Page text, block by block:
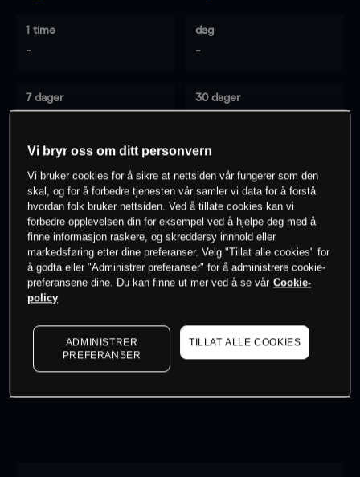
1 time
-
dag
-
7 dager 30 dager
0% av kunder erpå dette instrumentet
Søk om konto
Kursene er veiledende. to see latest market data
Vi bryr oss om ditt personvern
Vi bruker cookies for å sikre at nettsiden vår fungerer som den
skal, og for å forbedre tjenesten vår samler vi data for å forstå
hvordan folk bruker nettsiden. Ved å tillate cookies kan vi
forbedre opplevelsen din for eksempel ved å hjelpe deg med å
finne informasjon raskere, og skreddersy innhold eller
markedsføring etter dine preferanser. Velg "Tillat alle cookies" for
å godta eller "Administrer preferanser" for å administrere cookie-
preferansene dine. Du kan finne ut mer ved å se vår Cookie-
policy
ADMINISTRER
PREFERANSER
TILLAT ALLE COOKIES